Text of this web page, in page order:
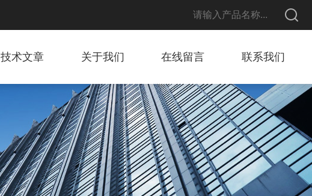
技术文章 关于我们 在线留言 联系我们